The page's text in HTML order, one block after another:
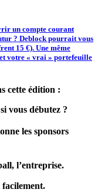
un compte courant
? Deblock pourrait vous
15 €). Une même
votre « vrai » portefeuille
cette édition :
vous débutez ?
les sponsors
l’entreprise.